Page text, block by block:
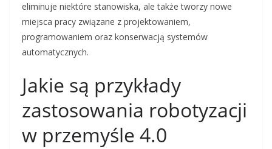
eliminuje niektóre stanowiska, ale także tworzy nowe
miejsca pracy związane z projektowaniem,
programowaniem oraz konserwacją systemów
automatycznych.
Jakie są przykłady
zastosowania robotyzacji
w przemyśle 4.0